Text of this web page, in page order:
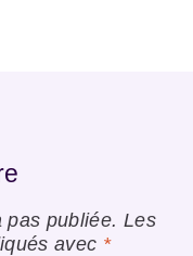
pas publiée. Les
avec *